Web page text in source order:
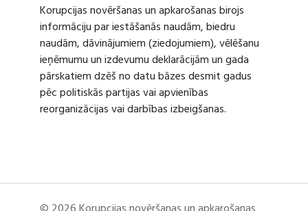
Korupcijas novēršanas un apkarošanas birojs
informāciju par iestāšanās naudām, biedru
naudām, dāvinājumiem (ziedojumiem), vēlēšanu
ieņēmumu un izdevumu deklarācijām un gada
pārskatiem dzēš no datu bāzes desmit gadus
pēc politiskās partijas vai apvienības
reorganizācijas vai darbības izbeigšanas.